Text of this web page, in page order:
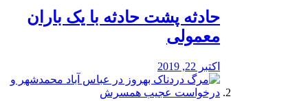
️حادثه پشت حادثه با یک باران
معمولی
اکتبر 22, 2019